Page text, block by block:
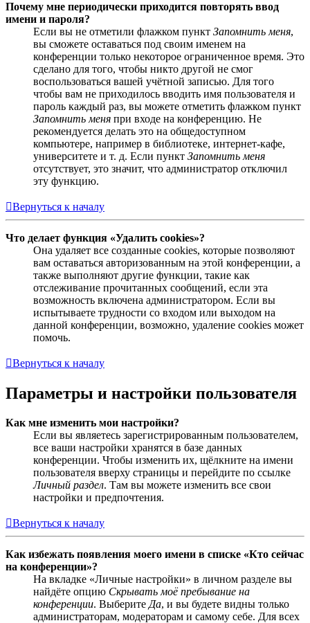
Почему мне периодически приходится повторять ввод
имени и пароля?
Если вы не отметили флажком пункт Запомнить меня,
вы сможете оставаться под своим именем на
конференции только некоторое ограниченное время. Это
сделано для того, чтобы никто другой не смог
воспользоваться вашей учётной записью. Для того
чтобы вам не приходилось вводить имя пользователя и
пароль каждый раз, вы можете отметить флажком пункт
Запомнить меня при входе на конференцию. Не
рекомендуется делать это на общедоступном
компьютере, например в библиотеке, интернет-кафе,
университете и т. д. Если пункт Запомнить меня
отсутствует, это значит, что администратор отключил
эту функцию.
Вернуться к началу
Что делает функция «Удалить cookies»?
Она удаляет все созданные cookies, которые позволяют
вам оставаться авторизованным на этой конференции, а
также выполняют другие функции, такие как
отслеживание прочитанных сообщений, если эта
возможность включена администратором. Если вы
испытываете трудности со входом или выходом на
данной конференции, возможно, удаление cookies может
помочь.
Вернуться к началу
Параметры и настройки пользователя
Как мне изменить мои настройки?
Если вы являетесь зарегистрированным пользователем,
все ваши настройки хранятся в базе данных
конференции. Чтобы изменить их, щёлкните на имени
пользователя вверху страницы и перейдите по ссылке
Личный раздел. Там вы можете изменить все свои
настройки и предпочтения.
Вернуться к началу
Как избежать появления моего имени в списке «Кто сейчас
на конференции»?
На вкладке «Личные настройки» в личном разделе вы
найдёте опцию Скрывать моё пребывание на
конференции. Выберите Да, и вы будете видны только
администраторам, модераторам и самому себе. Для всех